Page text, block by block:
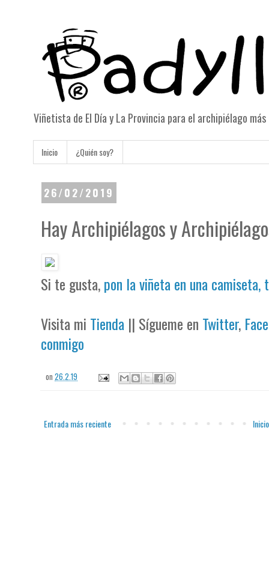
Viñetista de El Día y La Provincia para el archipiélago
Inicio ¿Quién soy?
26/02/2019
Hay Archipiélagos y
Si te gusta,pon la viñeta en una camiseta,
Visita mi Tienda || Sígueme en Twitter,
conmigo
on26.2.19
Entrada más reciente Inicio